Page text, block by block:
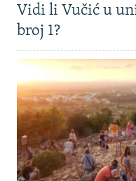
Vidi li Vučić u
broj 1?